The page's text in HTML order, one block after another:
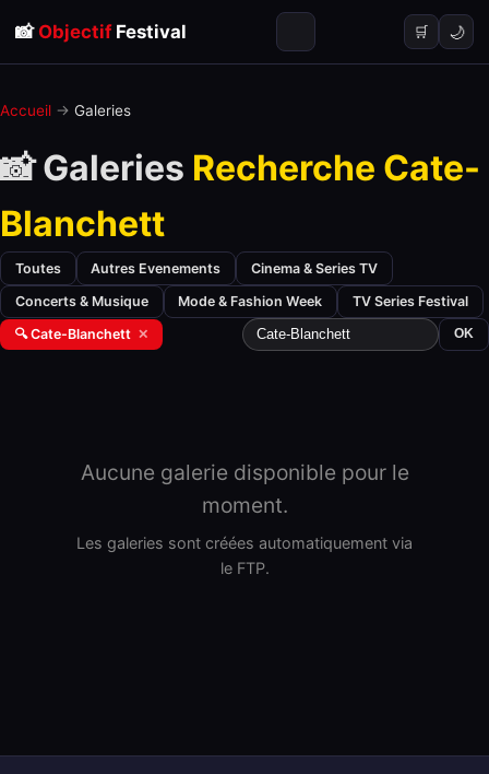
📸 ObjectifFestival 🛒 🌙
Accueil → Galeries
📸 Galeries Recherche Cate-
Blanchett
Toutes Autres Evenements Cinema & Series TV
Concerts & Musique Mode & Fashion Week TV Series Festival
🔍 Cate-Blanchett ✕ OK
Aucune galerie disponible pour le
moment.
Les galeries sont créées automatiquement via
le FTP.